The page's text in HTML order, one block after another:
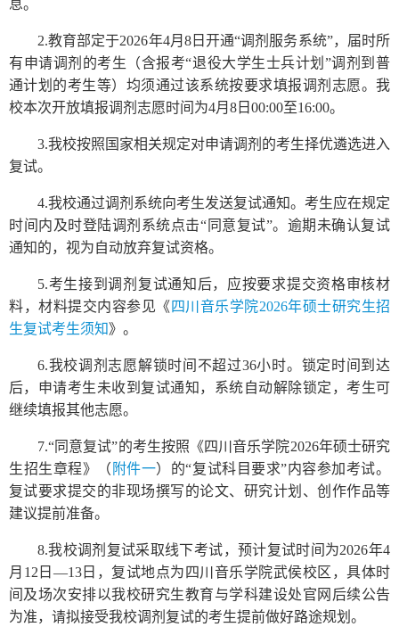
息。
2.教育部定于2026年4月8日开通“调剂服务系统”，届时所
有申请调剂的考生（含报考“退役大学生士兵计划”调剂到普
通计划的考生等）均须通过该系统按要求填报调剂志愿。我
校本次开放填报调剂志愿时间为4月8日00:00至16:00。
3.我校按照国家相关规定对申请调剂的考生择优遴选进入
复试。
4.我校通过调剂系统向考生发送复试通知。考生应在规定
时间内及时登陆调剂系统点击“同意复试”。逾期未确认复试
通知的，视为自动放弃复试资格。
5.考生接到调剂复试通知后，应按要求提交资格审核材
料，材料提交内容参见《 四川音乐学院2026年硕士研究生招
生复试考生须知》。
6.我校调剂志愿解锁时间不超过36小时。锁定时间到达
后，申请考生未收到复试通知，系统自动解除锁定，考生可
继续填报其他志愿。
7.“同意复试”的考生按照《四川音乐学院2026年硕士研究
生招生章程》（ 附件一）的“复试科目要求”内容参加考试。
复试要求提交的非现场撰写的论文、研究计划、创作作品等
建议提前准备。
8.我校调剂复试采取线下考试，预计复试时间为2026年4
月12日—13日，复试地点为四川音乐学院武侯校区，具体时
间及场次安排以我校研究生教育与学科建设处官网后续公告
为准，请拟接受我校调剂复试的考生提前做好路途规划。